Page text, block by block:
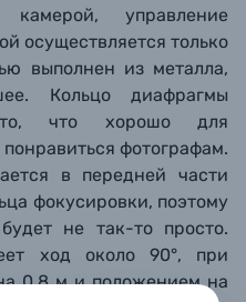
управление
осуществляется только
выполнен из металла,
Кольцо диафрагмы
что хорошо для
фотографам.
в передней части
фокусировки, поэтому
не так-то просто.
ход около 90°, при
0.8 м и положением на